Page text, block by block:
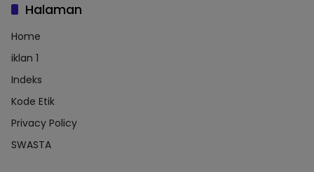
Halaman
Home
iklan 1
Indeks
Kode Etik
Privacy Policy
SWASTA